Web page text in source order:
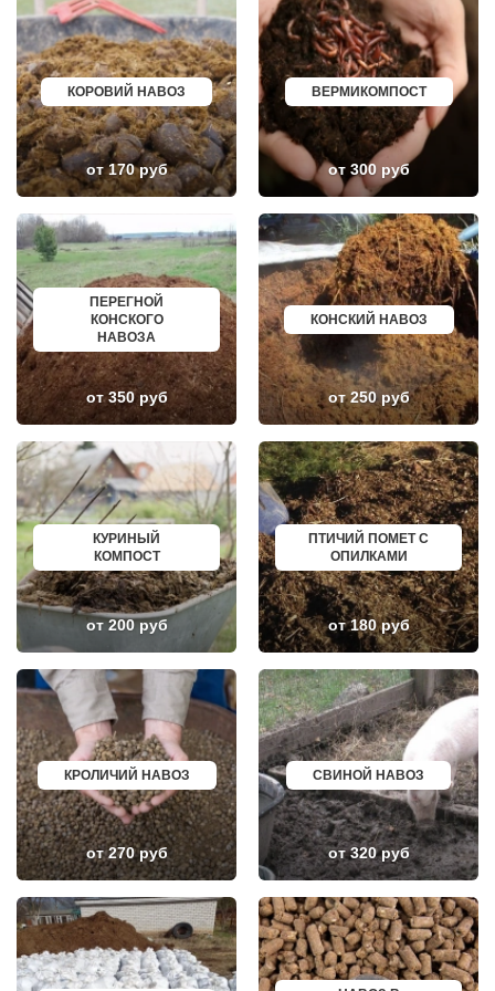
ХАБАРОВСК
ТАМБОВ
ОРЕНБУРГ
КЕМЕРОВО
КАЛУГА
МАХАЧКАЛА
СМОЛЕНСК
ЧЕБОКСАРЫ
ВОЛОГДА
ВЛАДИВОСТОК
ОРЁЛ
АСТРАХАНЬ
ОРЛОВ
КОСТРОМА
ПСКОВ
ВЕЛИКИЙ НОВГОРОД
НАБЕРЕЖНЫЕ ЧЕЛНЫ
МУРМАНСК
АРХАНГЕЛЬСК
САРАНСК
ПЕТРОЗАВОДСК
ОТРАДНЫЙ
ЧЕРЕПОВЕЦ
ОБЬ
НОВОКУЗНЕЦК
ПЯТИГОРСК
ОТРАДНОЕ
УЛАН УДЭ
СОВЕТСКИЙ
СТАРЫЙ ОСКОЛ
ЧИТА
КОВРОВ
СЫКТЫВКАР
ТАРА
ГЕЛЕНДЖИК
НИЖНИЙ ТАГИЛ
АБАКАН
ТАГАНРОГ
ОСА
ВОЛЖСКИЙ
СУРГУТ
КУРГАН
КРЫМСК
АЛЕКСАНДРОВ
ЭНГЕЛЬС
МАГНИТОГОРСК
БЛАГОВЕЩЕНСК
КОЛА
КИРОВСК
СВОБОДНЫЙ
БОР
ПАВЛОВСК
ВЯТСКИЕ ПОЛЯНЫ
ОЛЕНЕГОРСК
ЛЫСЬВА
НЕРЮНГРИ
АРСК
УДОМЛЯ
АМУРСК
ЧЕБАРКУЛЬ
НОЯБРЬСК
ГОРОХОВЕЦ
КАЛАЧ
БАЛТИЙСК
ЛЮДИНОВО
МЕЩОВСК
ЕЛИЗОВО
КИСЕЛЕВСК
БОГОТОЛ
РУЗАЕВКА
БУГУРУСЛАН
АРТЕМОВСКИЙ
КРАСНОТУРЬИНСК
СЕВЕРСК
ВЕНЕВ
БЕЛОКУРИХА
КОРЯЖМА
ЮРЬЕВ-ПОЛЬСКИЙ
ФУРМАНОВ
НИЖНЕУДИНСК
ШЕЛЕХОВ
УРЖУМ
ЛЕБЕДЯНЬ
ЛЫСКОВО
КАЛАЧИНСК
СОРОЧИНСК
ГОРНОЗАВОДСК
ВЕРХНИЙ ТАГИЛ
КАРПИНСК
БЕЛЕВ
ДОНСКОЙ
СТАРОДУБ
БУТУРЛИНОВКА
ТАЙШЕТ
ГВАРДЕЙСК
СУХИНИЧИ
ОСИННИКИ
МОРОЗОВСК
АЛАПАЕВСК
ИЗОБИЛЬНЫЙ
МОРШАНСК
БУИНСК
ЛИХОСЛАВЛЬ
СУВОРОВ
СНЕЖИНСК
ТЫНДА
КОРОВИЙ НАВОЗ
от 170 руб
ВЕРМИКОМПОСТ
от 300 руб
ПЕРЕГНОЙ
КОНСКОГО
НАВОЗА
от 350 руб
КОНСКИЙ НАВОЗ
от 250 руб
КУРИНЫЙ
КОМПОСТ
от 200 руб
ПТИЧИЙ ПОМЕТ С
ОПИЛКАМИ
от 180 руб
КРОЛИЧИЙ НАВОЗ
от 270 руб
СВИНОЙ НАВОЗ
от 320 руб